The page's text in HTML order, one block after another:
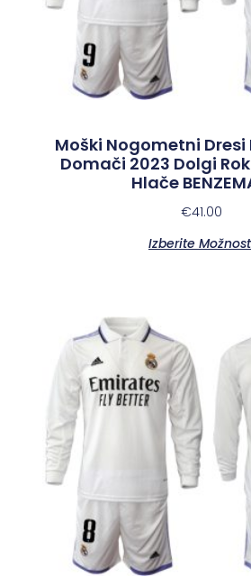
Moški Nogometni Dresi
Domači 2023 Dolgi
Hlače
€41.00
Izberite